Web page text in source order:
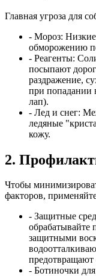
Главная угроза для
- Мороз:
обморожению
- Реагенты:
посыпают
раздражение,
при попадании
лап).
- Лед и снег:
ледяные
кожу.
2.
Чтобы
факторов,
- Защитные
обрабатывайте
защитными
предотвращают
- Ботиночки для